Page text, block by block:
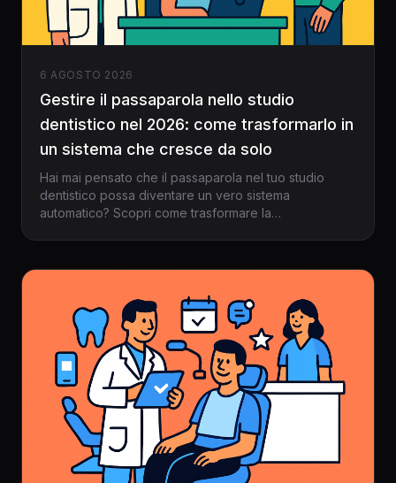
6 AGOSTO 2026
Gestire il passaparola nello studio
dentistico nel 2026: come trasformarlo in
un sistema che cresce da solo
Hai mai pensato che il passaparola nel tuo studio
dentistico possa diventare un vero sistema
automatico? Scopri come trasformare la
Dentalspace.